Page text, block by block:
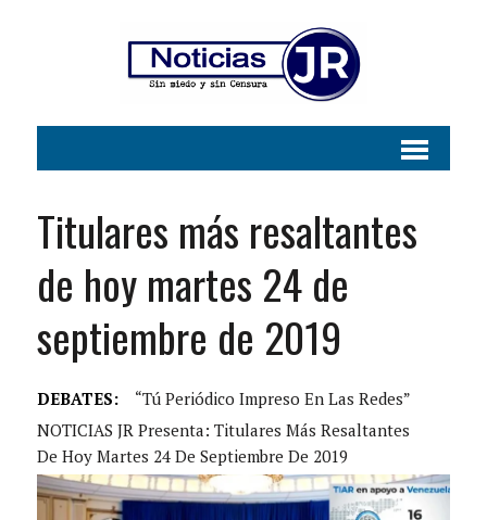
Titulares más resaltantes
de hoy martes 24 de
septiembre de 2019
DEBATES:
“Tú Periódico Impreso En Las Redes”
NOTICIAS JR Presenta: Titulares Más Resaltantes
De Hoy Martes 24 De Septiembre De 2019